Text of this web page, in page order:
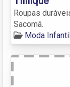
Roupas
Sacomã.
Moda